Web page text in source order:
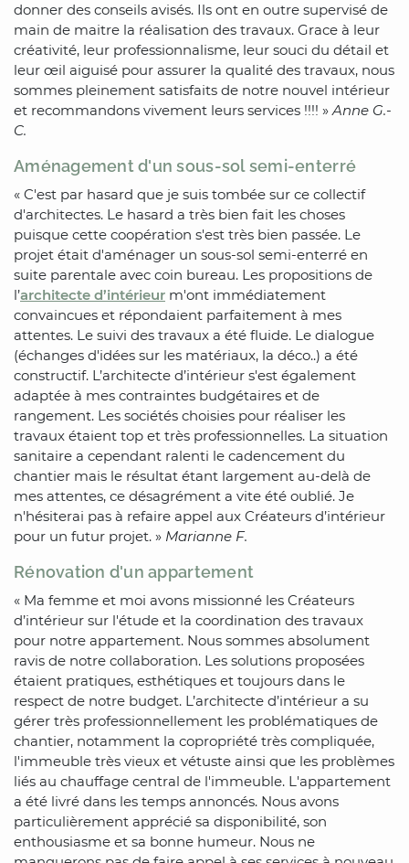
donner des conseils avisés. Ils ont en outre supervisé de
main de maitre la réalisation des travaux. Grace à leur
créativité, leur professionnalisme, leur souci du détail et
leur œil aiguisé pour assurer la qualité des travaux, nous
sommes pleinement satisfaits de notre nouvel intérieur
et recommandons vivement leurs services !!!! »Anne G.-
C.
Aménagement d'un sous-sol semi-enterré
« C'est par hasard que je suis tombée sur ce collectif
d'architectes. Le hasard a très bien fait les choses
puisque cette coopération s'est très bien passée. Le
projet était d'aménager un sous-sol semi-enterré en
suite parentale avec coin bureau. Les propositions de
l’architecte d’intérieur m'ont immédiatement
convaincues et répondaient parfaitement à mes
attentes. Le suivi des travaux a été fluide. Le dialogue
(échanges d'idées sur les matériaux, la déco..) a été
constructif. L’architecte d’intérieur s'est également
adaptée à mes contraintes budgétaires et de
rangement. Les sociétés choisies pour réaliser les
travaux étaient top et très professionnelles. La situation
sanitaire a cependant ralenti le cadencement du
chantier mais le résultat étant largement au-delà de
mes attentes, ce désagrément a vite été oublié. Je
n'hésiterai pas à refaire appel aux Créateurs d’intérieur
pour un futur projet. » Marianne F.
Rénovation d'un appartement
« Ma femme et moi avons missionné les Créateurs
d’intérieur sur l'étude et la coordination des travaux
pour notre appartement. Nous sommes absolument
ravis de notre collaboration. Les solutions proposées
étaient pratiques, esthétiques et toujours dans le
respect de notre budget. L’architecte d’intérieur a su
gérer très professionnellement les problématiques de
chantier, notamment la copropriété très compliquée,
l'immeuble très vieux et vétuste ainsi que les problèmes
liés au chauffage central de l'immeuble. L'appartement
a été livré dans les temps annoncés. Nous avons
particulièrement apprécié sa disponibilité, son
enthousiasme et sa bonne humeur. Nous ne